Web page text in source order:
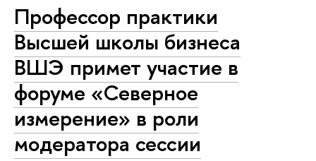
Профессор практики
Высшей школы бизнеса
ВШЭ примет участие в
форуме «Северное
измерение» в роли
модератора сессии